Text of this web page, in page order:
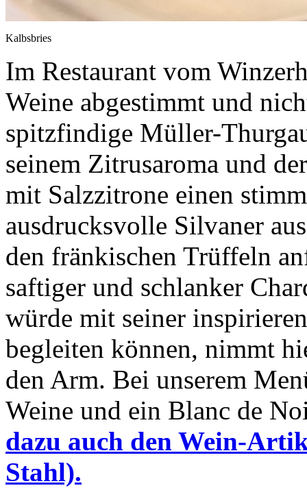
Kalbsbries
Im Restaurant vom
Weine abgestimmt und
spitzfindige Müller-
seinem Zitrusaroma und
mit Salzzitrone einen
ausdrucksvolle Silvaner
den fränkischen Trüffeln
saftiger und schlanker
würde mit seiner
begleiten können, nimmt
den Arm. Bei unserem
Weine und ein Blanc de
dazu auch den Wein-
Stahl).